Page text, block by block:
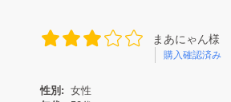
まあにゃん様
購入確認済み
性別: 女性